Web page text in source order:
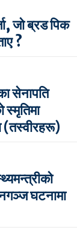
जो ब्रड पिक
?
सेनापति
स्मृतिमा
(तस्वीरहरू)
घटनामा